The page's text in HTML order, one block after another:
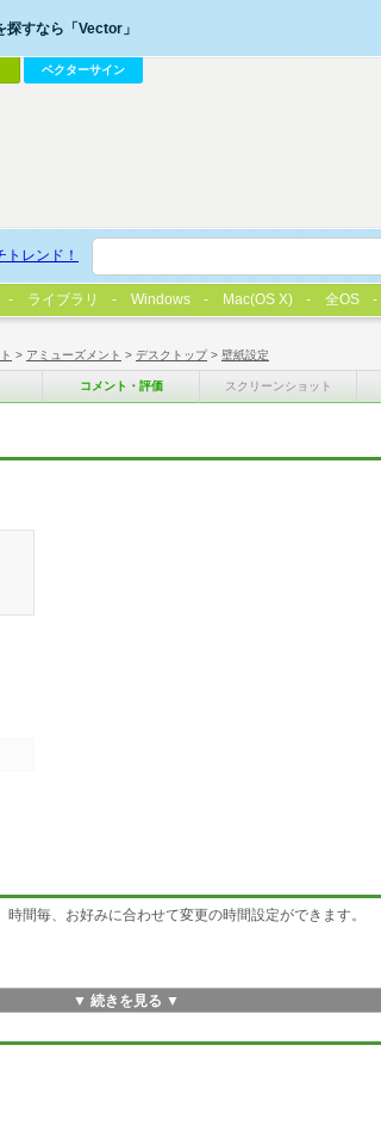
> アミューズメント > デスクトップ> 壁紙設定
コメント・評価 スクリーンショット
間毎、お好みに合わせて変更の時間設定ができます。
▼ 続きを見る ▼
探すなら「Vector」
ベクターサイン
トレンド！
ライブラリ Windows Mac(OS X) 全OS